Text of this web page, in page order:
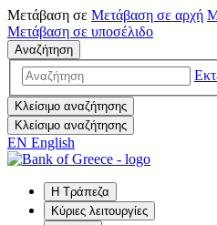
Μετάβαση σε Μετάβαση σε αρχή
Μετάβαση σε υποσέλιδο
Αναζήτηση
Κλείσιμο αναζήτησης
Κλείσιμο αναζήτησης
EN English
Η Τράπεζα
Κύριες λειτουργίες